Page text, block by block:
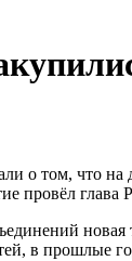
о том, что на
провёл
новая
в прошлые